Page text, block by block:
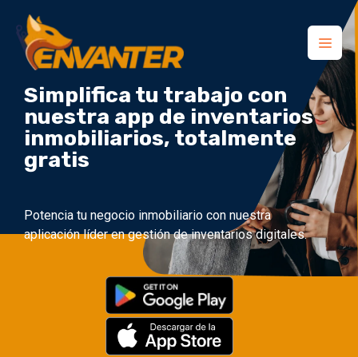
Simplifica tu trabajo con
nuestra app de inventarios
inmobiliarios, totalmente
gratis
Potencia tu negocio inmobiliario con nuestra
aplicación líder en gestión de inventarios digitales.